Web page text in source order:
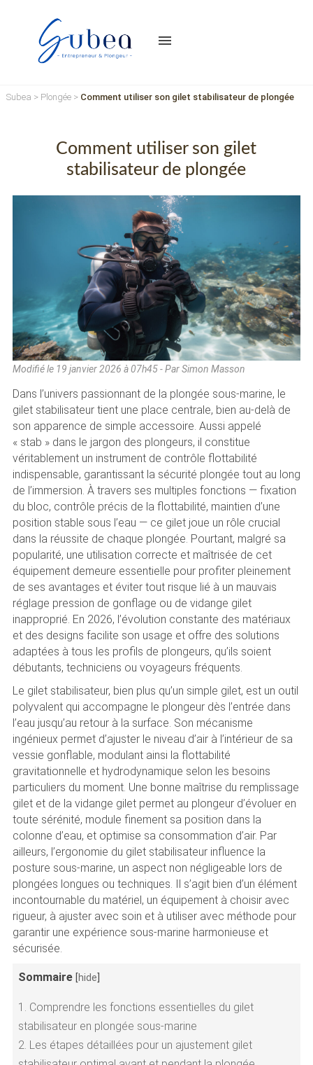
menu
Subea > Plongée> Comment utiliser son gilet stabilisateur de plongée
Comment utiliser son gilet
stabilisateur de plongée
Modifié le 19 janvier 2026 à 07h45- Par Simon Masson
Dans l’univers passionnant de la plongée sous-marine, le
gilet stabilisateur tient une place centrale, bien au-delà de
son apparence de simple accessoire. Aussi appelé
« stab » dans le jargon des plongeurs, il constitue
véritablement un instrument de contrôle flottabilité
indispensable, garantissant la sécurité plongée tout au long
de l’immersion. À travers ses multiples fonctions — fixation
du bloc, contrôle précis de la flottabilité, maintien d’une
position stable sous l’eau — ce gilet joue un rôle crucial
dans la réussite de chaque plongée. Pourtant, malgré sa
popularité, une utilisation correcte et maîtrisée de cet
équipement demeure essentielle pour profiter pleinement
de ses avantages et éviter tout risque lié à un mauvais
réglage pression de gonflage ou de vidange gilet
inapproprié. En 2026, l’évolution constante des matériaux
et des designs facilite son usage et offre des solutions
adaptées à tous les profils de plongeurs, qu’ils soient
débutants, techniciens ou voyageurs fréquents.
Le gilet stabilisateur, bien plus qu’un simple gilet, est un outil
polyvalent qui accompagne le plongeur dès l’entrée dans
l’eau jusqu’au retour à la surface. Son mécanisme
ingénieux permet d’ajuster le niveau d’air à l’intérieur de sa
vessie gonflable, modulant ainsi la flottabilité
gravitationnelle et hydrodynamique selon les besoins
particuliers du moment. Une bonne maîtrise du remplissage
gilet et de la vidange gilet permet au plongeur d’évoluer en
toute sérénité, module finement sa position dans la
colonne d’eau, et optimise sa consommation d’air. Par
ailleurs, l’ergonomie du gilet stabilisateur influence la
posture sous-marine, un aspect non négligeable lors de
plongées longues ou techniques. Il s’agit bien d’un élément
incontournable du matériel, un équipement à choisir avec
rigueur, à ajuster avec soin et à utiliser avec méthode pour
garantir une expérience sous-marine harmonieuse et
sécurisée.
Sommaire hide
1. Comprendre les fonctions essentielles du gilet
stabilisateur en plongée sous-marine
2. Les étapes détaillées pour un ajustement gilet